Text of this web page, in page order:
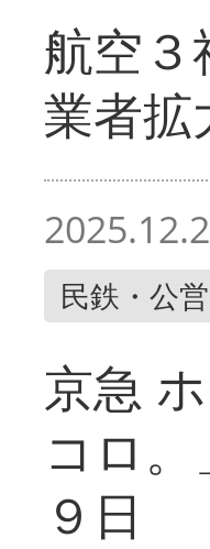
航空
業者
民鉄・公
京急
コロ
９日